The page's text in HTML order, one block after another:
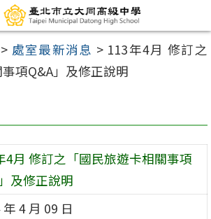
> 處室最新消息 > 113年4月 修訂之
事項Q&A」及修正說明
4月 修訂之「國民旅遊卡相關事項
及修正說明
4 月 09 日